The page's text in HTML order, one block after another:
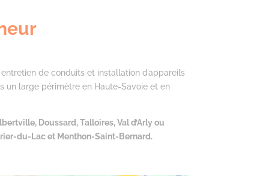
de conduits et installation d’appareils
un large périmètre en Haute-Savoie et en
Doussard, Talloires, Val d’Arly ou
du-Lac et Menthon-Saint-Bernard.